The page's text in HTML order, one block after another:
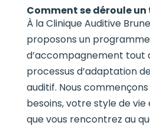
Comment se déroule
À la Clinique Auditive
proposons un
d’accompagnement tout
processus d’adaptation
auditif. Nous
besoins, votre style de
que vous rencontrez au